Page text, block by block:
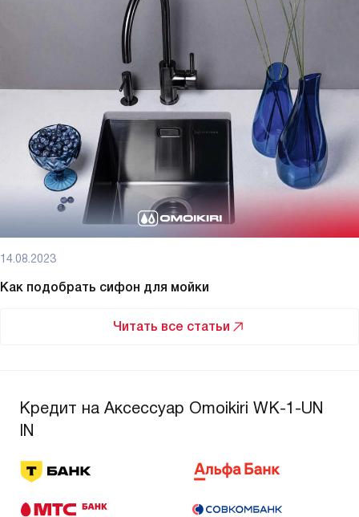
14.08.2023
Как подобрать сифон для мойки
Читать все статьи
Кредит на Аксессуар Omoikiri WK-1-UN
IN